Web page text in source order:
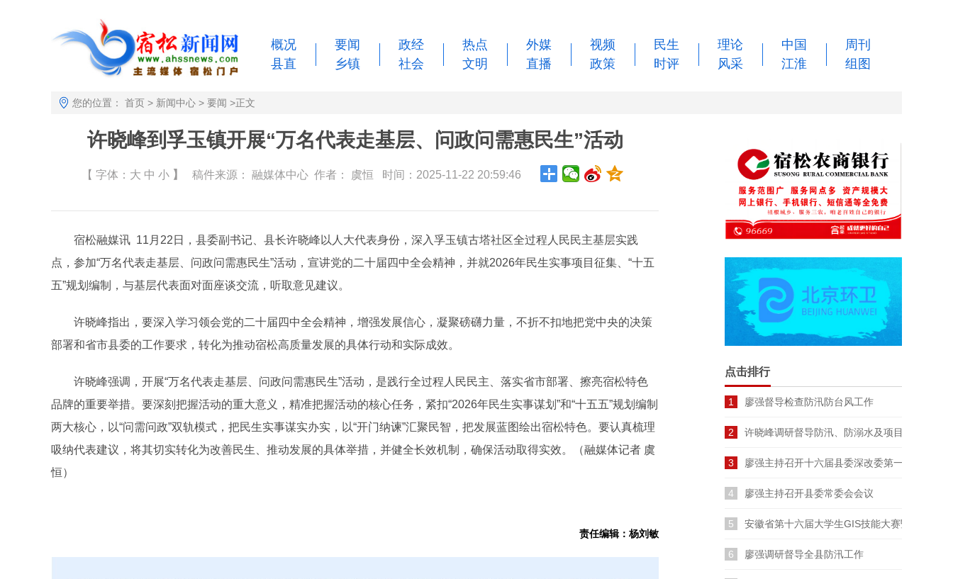
概况
县直
要闻
乡镇
政经
社会
热点
文明
外媒
直播
视频
政策
民生
时评
理论
风采
中国
江淮
周刊
组图
您的位置： 首页 > 新闻中心 > 要闻 >正文
许晓峰到孚玉镇开展“万名代表走基层、问政问需惠民生”活动
【 字体： 大 中 小】 稿件来源： 融媒体中心作者： 虞恒 时间：2025-11-22 20:59:46
宿松融媒讯 11月22日，县委副书记、县长许晓峰以人大代表身份，深入孚玉镇古塔社区全过程人民民主基层实践
点，参加“万名代表走基层、问政问需惠民生”活动，宣讲党的二十届四中全会精神，并就2026年民生实事项目征集、“十五
五”规划编制，与基层代表面对面座谈交流，听取意见建议。
许晓峰指出，要深入学习领会党的二十届四中全会精神，增强发展信心，凝聚磅礴力量，不折不扣地把党中央的决策
部署和省市县委的工作要求，转化为推动宿松高质量发展的具体行动和实际成效。
许晓峰强调，开展“万名代表走基层、问政问需惠民生”活动，是践行全过程人民民主、落实省市部署、擦亮宿松特色
品牌的重要举措。要深刻把握活动的重大意义，精准把握活动的核心任务，紧扣“2026年民生实事谋划”和“十五五”规划编制
两大核心，以“问需问政”双轨模式，把民生实事谋实办实，以“开门纳谏”汇聚民智，把发展蓝图绘出宿松特色。要认真梳理
吸纳代表建议，将其切实转化为改善民生、推动发展的具体举措，并健全长效机制，确保活动取得实效。（融媒体记者 虞
恒）
责任编辑：杨刘敏
点击排行
1 廖强督导检查防汛防台风工作
2 许晓峰调研督导防汛、防溺水及项目建设工作
3 廖强主持召开十六届县委深改委第一次会议
4 廖强主持召开县委常委会会议
5 安徽省第十六届大学生GIS技能大赛暨长三角
6 廖强调研督导全县防汛工作